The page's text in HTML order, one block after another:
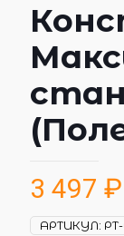
3 497 ₽
АРТИКУЛ: